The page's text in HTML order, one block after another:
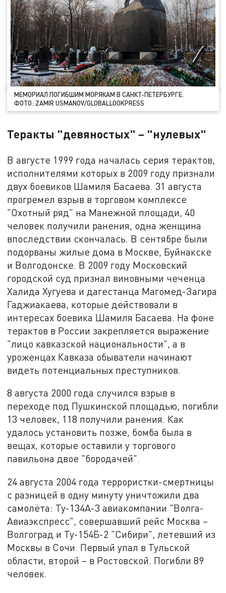
МЕМОРИАЛ ПОГИБШИМ МОРЯКАМ В САНКТ-ПЕТЕРБУРГЕ.
ФОТО: ZAMIR USMANOV/GLOBALLOOKPRESS
Теракты "девяностых" – "нулевых"
В августе 1999 года началась серия терактов,
исполнителями которых в 2009 году признали
двух боевиков Шамиля Басаева. 31 августа
прогремел взрыв в торговом комплексе
"Охотный ряд" на Манежной площади, 40
человек получили ранения, одна женщина
впоследствии скончалась. В сентябре были
подорваны жилые дома в Москве, Буйнакске
и Волгодонске. В 2009 году Московский
городской суд признал виновными чеченца
Халида Хугуева и дагестанца Магомед-Загира
Гаджиакаева, которые действовали в
интересах боевика Шамиля Басаева. На фоне
терактов в России закрепляется выражение
"лицо кавказской национальности", а в
уроженцах Кавказа обыватели начинают
видеть потенциальных преступников.
8 августа 2000 года случился взрыв в
переходе под Пушкинской площадью, погибли
13 человек, 118 получили ранения. Как
удалось установить позже, бомба была в
вещах, которые оставили у торгового
павильона двое "бородачей".
24 августа 2004 года террористки-смертницы
с разницей в одну минуту уничтожили два
самолёта: Ту-134А-3 авиакомпании "Волга-
Авиаэкспресс", совершавший рейс Москва –
Волгоград и Ту-154Б-2 "Сибири", летевший из
Москвы в Сочи. Первый упал в Тульской
области, второй – в Ростовской. Погибли 89
человек.